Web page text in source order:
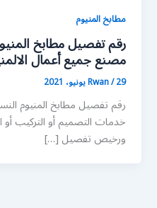
مطابخ المنيوم
مصنع جميع أعمال
Rwan/29 يونيو، 2021
رقم تفصيل مطابخ المنيوم
خدمات التصميم أو التركيب أو
ورخيص تفصيل […]